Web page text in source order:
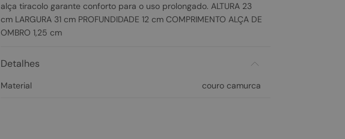
alça tiracolo garante conforto para o uso prolongado. ALTURA 23
cm LARGURA 31 cm PROFUNDIDADE 12 cm COMPRIMENTO ALÇA DE
OMBRO 1,25 cm
Detalhes
Material couro camurca